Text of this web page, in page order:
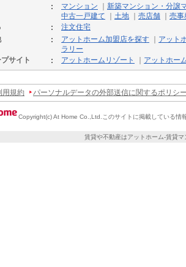
マンション
新築マンション・分譲
中古一戸建て
土地 売店舗
売事
注文住宅
アットホーム加盟店を探す
アット
ラリー
サイト
アットホームリゾート アットホー
用規約 パーソナルデータの外部送信に関するポリシ
Copyright(c) At Home Co.,Ltd. このサイトに掲載している情
賃貸や不動産はアットホーム-賃貸